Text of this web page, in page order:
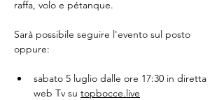
raffa, volo e pétanque.
Sarà possibile seguire l'evento sul posto
oppure:
sabato 5 luglio dalle ore 17:30 in diretta
web Tv su topbocce.live